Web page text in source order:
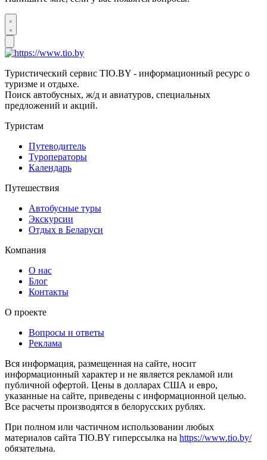
Туристический сервис TIO.BY - информационный ресурс о
туризме и отдыхе.
Поиск автобусных, ж/д и авиатуров, специальных
предложений и акций.
Туристам
Путеводитель
Туроператоры
Календарь
Путешествия
Автобусные туры
Экскурсии
Отдых в Беларуси
Компания
О нас
Блог
Контакты
О проекте
Вопросы и ответы
Реклама
Вся информация, размещенная на сайте, носит
информационный характер и не является рекламой или
публичной офертой. Цены в долларах США и евро,
указанные на сайте, приведены с информационной целью.
Все расчеты производятся в белорусских рублях.
При полном или частичном использовании любых
материалов сайта TIO.BY гиперссылка на https://www.tio.by/
обязательна.